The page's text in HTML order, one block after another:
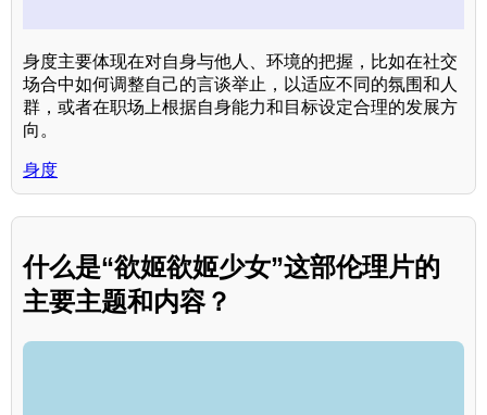
身度主要体现在对自身与他人、环境的把握，比如在社交
场合中如何调整自己的言谈举止，以适应不同的氛围和人
群，或者在职场上根据自身能力和目标设定合理的发展方
向。
身度
什么是“欲姬欲姬少女”这部伦理片的
主要主题和内容？